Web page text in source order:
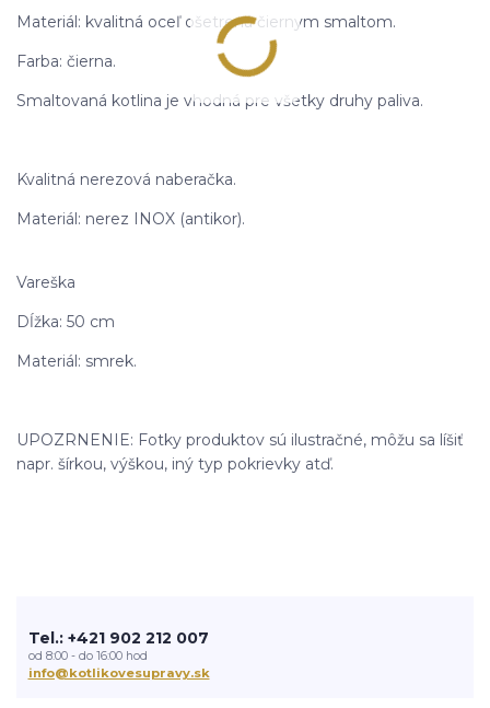
Materiál: kvalitná oceľ ošetrená čiernym smaltom.
Farba: čierna.
Smaltovaná kotlina je vhodná pre všetky druhy paliva.
Kvalitná nerezová naberačka.
Materiál: nerez INOX (antikor).
Vareška
Dĺžka: 50 cm
Materiál: smrek.
UPOZRNENIE: Fotky produktov sú ilustračné, môžu sa líšiť
napr. šírkou, výškou, iný typ pokrievky atď.
Tel.: +421 902 212 007
od 8:00 - do 16:00 hod
info@kotlikovesupravy.sk